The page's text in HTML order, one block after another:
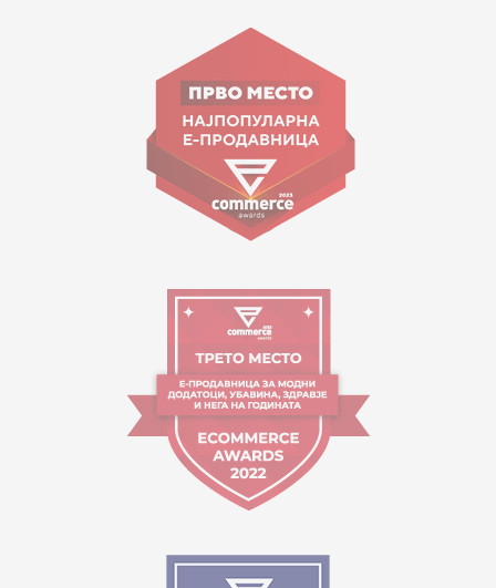
Goce Nikolovski 74 Shkup
contact@mytime.mk
Orari i punës:
09:00 - 17:00